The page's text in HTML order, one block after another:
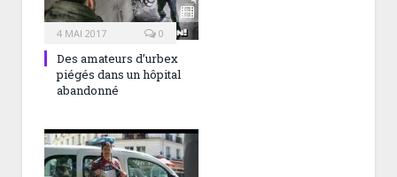
4 MAI 2017 0
Des amateurs d’urbex
piégés dans un hôpital
abandonné